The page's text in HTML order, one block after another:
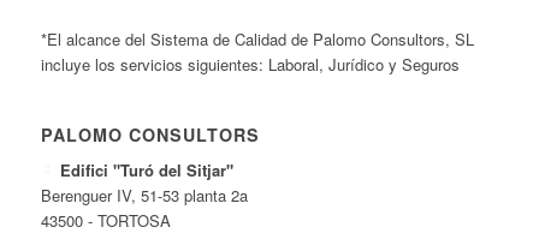
*El alcance del Sistema de Calidad de Palomo Consultors, SL
incluye los servicios siguientes: Laboral, Jurídico y Seguros
PALOMO CONSULTORS
Edifici "Turó del Sitjar"
Berenguer IV, 51-53 planta 2a
43500 - TORTOSA